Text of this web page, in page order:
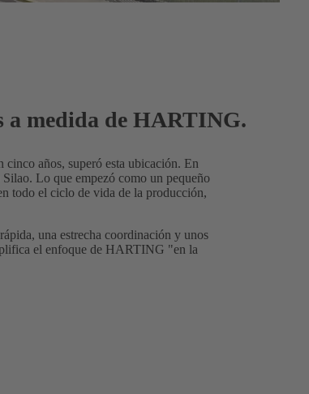
a medida de HARTING.
años, superó esta ubicación. En
Lo que empezó como un pequeño
todo el ciclo de vida de la producción,
una estrecha coordinación y unos
el enfoque de HARTING "en la